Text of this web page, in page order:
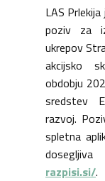
LAS
poziv za
ukrepov
akcijsko
obdobju
sredstev
razvoj.
spletna
razpisi.si/.